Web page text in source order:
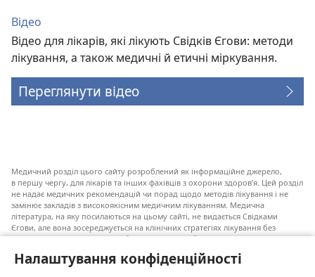
Налаштування конфіденційності
Відео
Відео для лікарів, які лікують Свідків Єгови: методи
лікування, а також медичні й етичні міркування.
Переглянути відео
Медичний розділ цього сайту розроблений як інформаційне джерело,
в першу чергу, для лікарів та інших фахівців з охорони здоров’я. Цей розділ
не надає медичних рекомендацій чи порад щодо методів лікування і не
замінює закладів з високоякісним медичним лікуванням. Медична
література, на яку посилаються на цьому сайті, не видається Свідками
Єгови, але вона зосереджується на клінічних стратегіях лікування без
переливання крові, які варто брати до уваги. Обов’язок кожного закладу,
інформацією, обговорювати можливі варіанти лікування і допомагати